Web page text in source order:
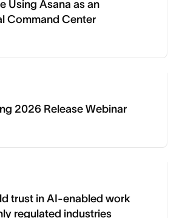
Using Asana as an
Command Center
2026 Release Webinar
trust in AI-enabled work
regulated industries